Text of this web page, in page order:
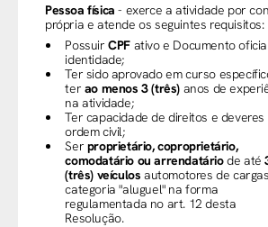
Pessoa física - exerce a atividade por
própria e atende os seguintes requisitos:
PossuirCPF ativo e Documento
identidade;
Ter sido aprovado em curso
ter ao menos 3 (três) anos de
na atividade;
Ter capacidade de direitos e deveres
ordem civil;
Ser proprietário, coproprietário,
comodatário ou arrendatáriode até
(três) veículos automotores de cargas
categoria "aluguel" na forma
regulamentada no art. 12 desta
Resolução.